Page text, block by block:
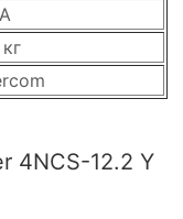
4NCS-12.2 Y